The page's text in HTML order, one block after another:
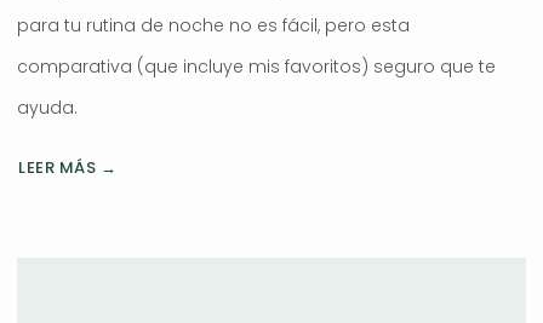
para tu rutina de noche no es fácil, pero esta
comparativa (que incluye mis favoritos) seguro que te
ayuda.
LEER MÁS →